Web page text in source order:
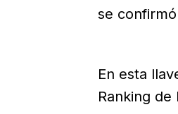
se
En esta
Ranking